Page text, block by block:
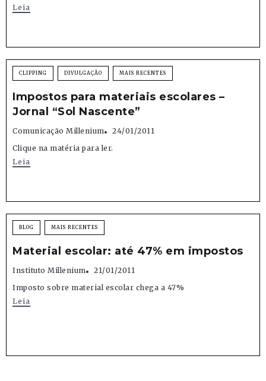
Leia
CLIPPING DIVULGAÇÃO MAIS RECENTES
Impostos para materiais escolares –
Jornal “Sol Nascente”
Comunicação Millenium
24/01/2011
Clique na matéria para ler.
Leia
BLOG MAIS RECENTES
Material escolar: até 47% em impostos
Instituto Millenium
21/01/2011
Imposto sobre material escolar chega a 47%
Leia